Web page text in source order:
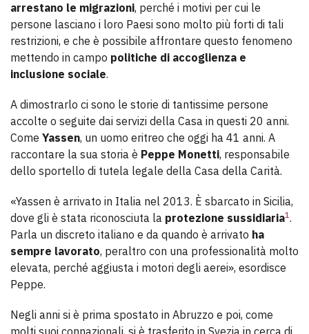
arrestano le migrazioni, perché i motivi per cui le
persone lasciano i loro Paesi sono molto più forti di tali
restrizioni, e che è possibile affrontare questo fenomeno
mettendo in campo politiche di accoglienza e
inclusione sociale.
A dimostrarlo ci sono le storie di tantissime persone
accolte o seguite dai servizi della Casa in questi 20 anni.
Come Yassen, un uomo eritreo che oggi ha 41 anni. A
raccontare la sua storia è Peppe Monetti, responsabile
dello sportello di tutela legale della Casa della Carità.
«Yassen è arrivato in Italia nel 2013. È sbarcato in Sicilia,
dove gli è stata riconosciuta la protezione sussidiaria1.
Parla un discreto italiano e da quando è arrivato ha
sempre lavorato, peraltro con una professionalità molto
elevata, perché aggiusta i motori degli aerei», esordisce
Peppe.
Negli anni si è prima spostato in Abruzzo e poi, come
molti suoi connazionali, si è trasferito in Svezia in cerca di